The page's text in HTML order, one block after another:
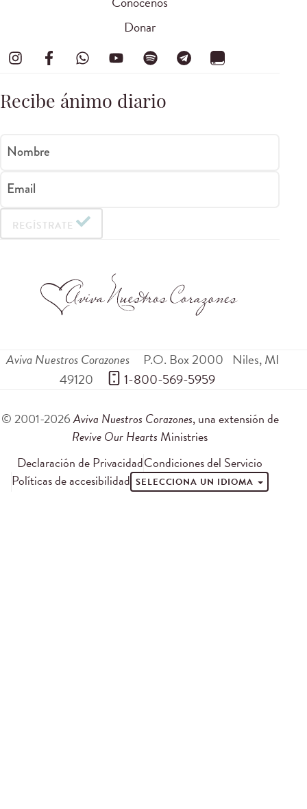
Donar
Recibe ánimo diario
Nombre
Email
REGÍSTRATE
Aviva Nuestros Corazones P.O. Box 2000 Niles,MI
49120
1-800-569-5959
© 2001-2026Aviva Nuestros Corazones, una extensión de
Revive Our Hearts Ministries
Declaración de PrivacidadCondiciones del Servicio
Políticas de accesibilidad SELECCIONA UN IDIOMA